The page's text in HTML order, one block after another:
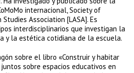
internacional, Society of
Association [LASA]. Es
interdisciplinarios que investigan la
y la estética cotidiana de la escuela.
sobre el libro «Construir y habitar
sobre espacios educativos en